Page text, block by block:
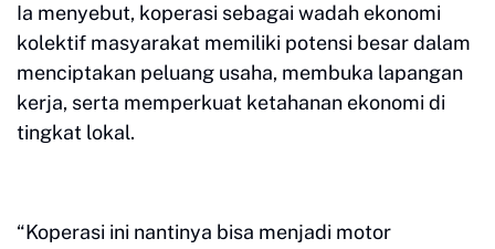
Ia menyebut, koperasi sebagai wadah ekonomi
kolektif masyarakat memiliki potensi besar dalam
menciptakan peluang usaha, membuka lapangan
kerja, serta memperkuat ketahanan ekonomi di
tingkat lokal.
“Koperasi ini nantinya bisa menjadi motor